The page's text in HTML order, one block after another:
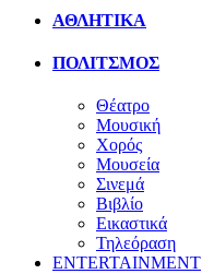
ΑΘΛΗΤΙΚΑ
ΠΟΛΙΤΣΜΟΣ
Θέατρο
Μουσική
Χορός
Μουσεία
Σινεμά
Βιβλίο
Εικαστικά
Τηλεόραση
ENTERTAINMENT